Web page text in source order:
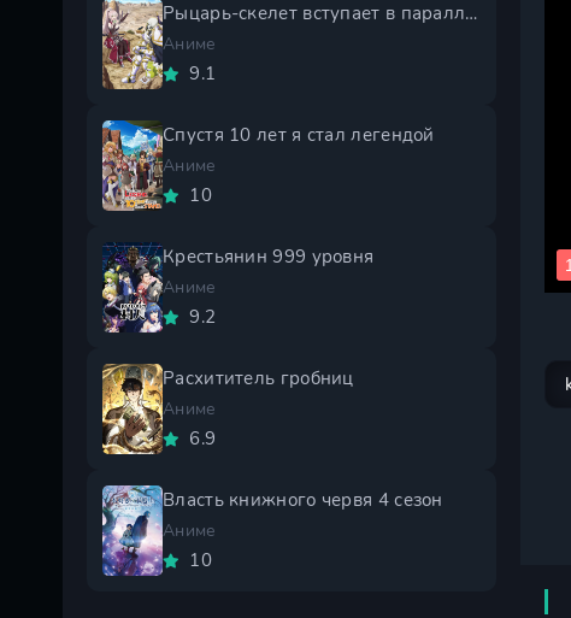
Рыцарь-скелет вступает в параллельный мир 2 сезон
Аниме
9.1
Спустя 10 лет я стал легендой
Аниме
10
Крестьянин 999 уровня
Аниме
9.2
Расхититель гробниц
Аниме
6.9
Власть книжного червя 4 сезон
Аниме
10